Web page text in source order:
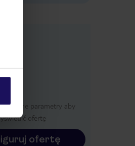
parametry aby
ofertę
ofertę